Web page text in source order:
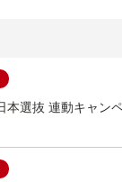
本選抜 連動キャン